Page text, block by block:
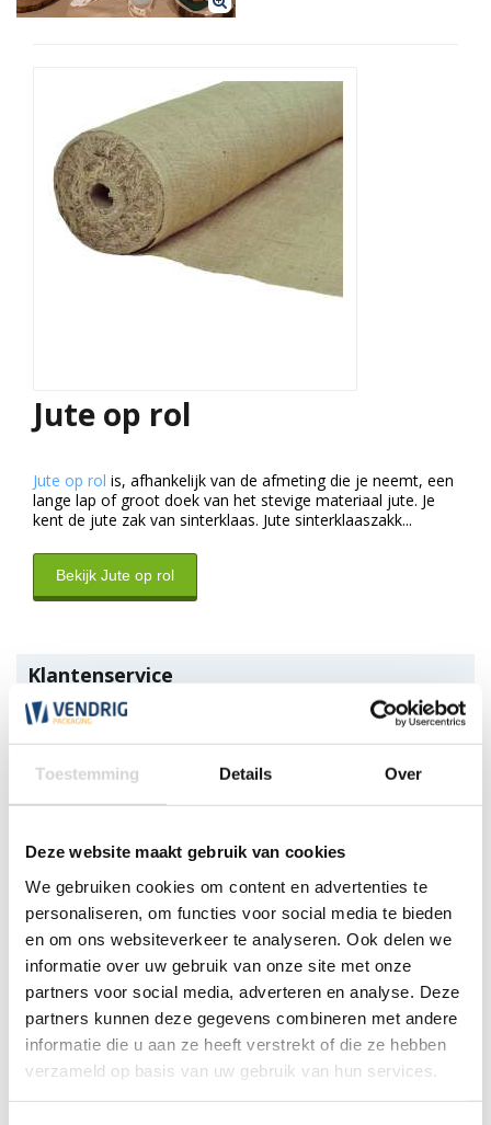
Toestemming Details Over
Deze website maakt gebruik van cookies
We gebruiken cookies om content en advertenties te
personaliseren, om functies voor social media te bieden
en om ons websiteverkeer te analyseren. Ook delen we
informatie over uw gebruik van onze site met onze
partners voor social media, adverteren en analyse. Deze
partners kunnen deze gegevens combineren met andere
informatie die u aan ze heeft verstrekt of die ze hebben
verzameld op basis van uw gebruik van hun services.
Jute op rol
Jute op rol is, afhankelijk van de afmeting die je neemt, een
lange lap of groot doek van het stevige materiaal jute. Je
kent de jute zak van sinterklaas. Jute sinterklaaszakk...
Bekijk Jute op rol
Klantenservice
Wij zijn nu open tot 17:30 uur
*Magazijn heeft andere openingstijden.
Chat
Mailen
Offerte aanvragen Vraag een speciale prijs op bij ons, wij